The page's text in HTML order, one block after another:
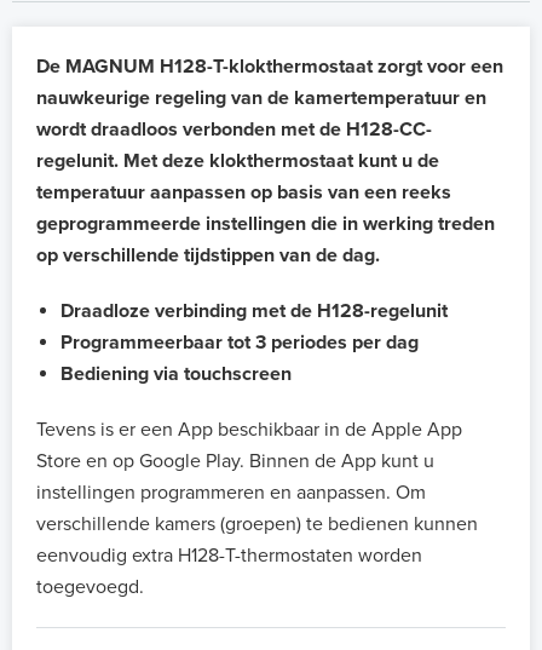
De MAGNUM H128-T-klokthermostaat zorgt voor een
nauwkeurige regeling van de kamertemperatuur en
wordt draadloos verbonden met de H128-CC-
regelunit. Met deze klokthermostaat kunt u de
temperatuur aanpassen op basis van een reeks
geprogrammeerde instellingen die in werking treden
op verschillende tijdstippen van de dag.
Draadloze verbinding met de H128-regelunit
Programmeerbaar tot 3 periodes per dag
Bediening via touchscreen
Tevens is er een App beschikbaar in de Apple App
Store en op Google Play. Binnen de App kunt u
instellingen programmeren en aanpassen. Om
verschillende kamers (groepen) te bedienen kunnen
eenvoudig extra H128-T-thermostaten worden
toegevoegd.